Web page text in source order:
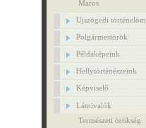
Maros
Ujszögedi történelöm
Polgármestörök
Példaképeink
Hellytörténészeink
Képviselő
Látnivalók
Természeti örökség